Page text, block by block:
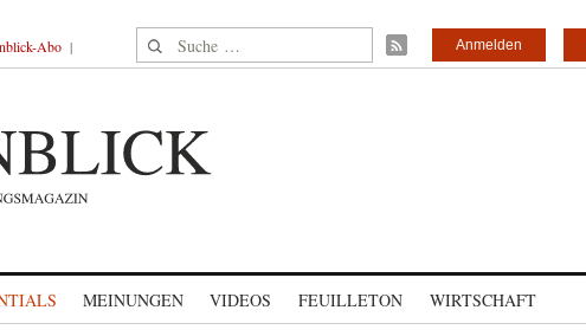
Abo Suche nach: Anmelden
MEINUNGEN VIDEOS FEUILLETON WIRTSCHAFT